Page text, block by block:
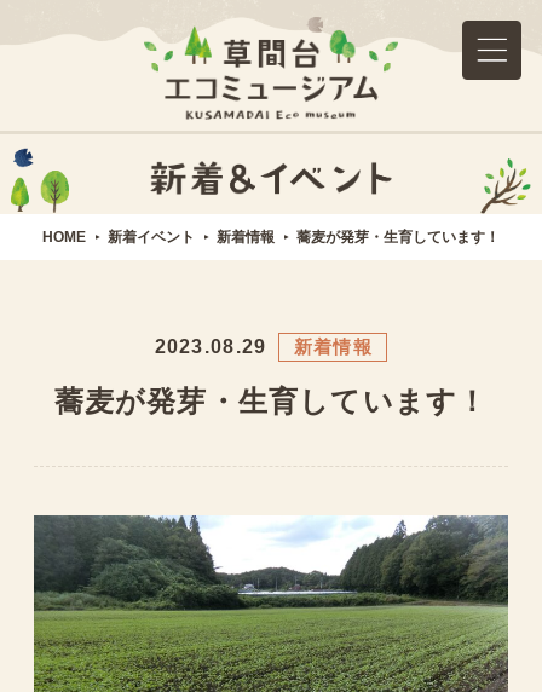
HOME 新着イベント 新着情報 蕎麦が発芽・生育しています！
2023.08.29 新着情報
蕎麦が発芽・生育しています！